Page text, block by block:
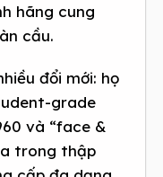
hãng cung
cầu.
đổi mới: họ
grade
và “face &
trong thập